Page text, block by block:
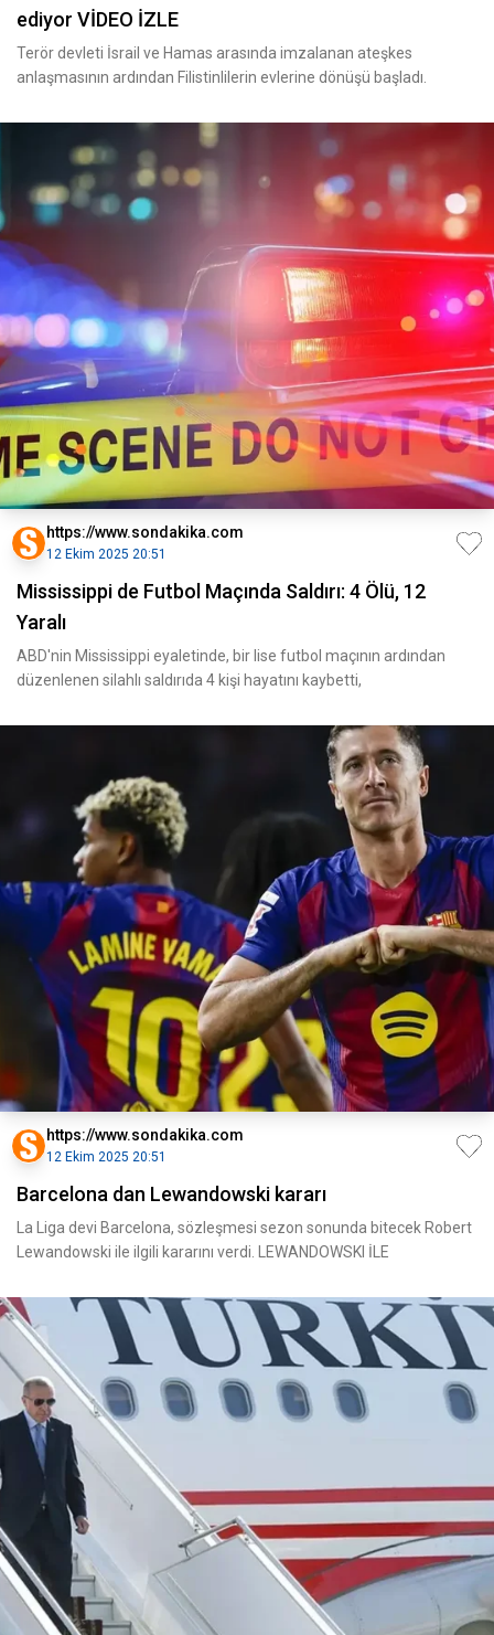
ediyor VİDEO İZLE
Terör devleti İsrail ve Hamas arasında imzalanan ateşkes
anlaşmasının ardından Filistinlilerin evlerine dönüşü başladı.
https://www.sondakika.com
12 Ekim 2025 20:51
Mississippi de Futbol Maçında Saldırı: 4 Ölü, 12
Yaralı
ABD'nin Mississippi eyaletinde, bir lise futbol maçının ardından
düzenlenen silahlı saldırıda 4 kişi hayatını kaybetti,
https://www.sondakika.com
12 Ekim 2025 20:51
Barcelona dan Lewandowski kararı
La Liga devi Barcelona, sözleşmesi sezon sonunda bitecek Robert
Lewandowski ile ilgili kararını verdi. LEWANDOWSKI İLE